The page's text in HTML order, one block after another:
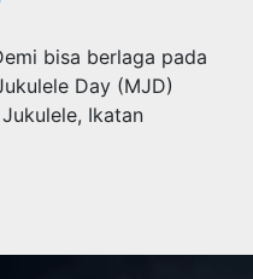
bisa berlaga pada
Day (MJD)
Ikatan